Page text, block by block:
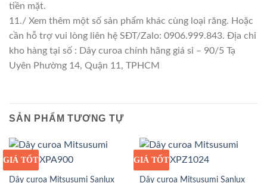
tiền mặt.
11./ Xem thêm một số sản phẩm khác cùng loại răng. Hoặc
cần hỗ trợ vui lòng liên hệ SĐT/Zalo: 0906.999.843. Địa chỉ
kho hàng tại số : Dây curoa chính hãng giá sỉ – 90/5 Tạ
Uyên Phường 14, Quận 11, TPHCM
SẢN PHẨM TƯƠNG TỰ
GIÁ SỈ
GIÁ TỐT
Dây curoa Mitsusumi Sanlux
GIÁ SỈ
GIÁ TỐT
Dây curoa Mitsusumi Sanlux